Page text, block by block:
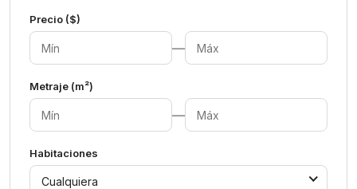
Precio ($)
—
Metraje (m²)
—
Habitaciones
Cualquiera